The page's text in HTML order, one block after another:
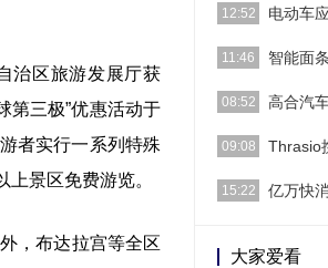
治区旅游发展厅获
第三极”优惠活动于
者实行一系列特殊
景区免费游览。
，布达拉宫等全区
2021 年端午节，
12:52
作为承载和驱动
11:46
近日，为了更好
08:52
（2021年5月10日
09:08
引言：中国亚马
15:22
之一。快节奏的生
大家爱看